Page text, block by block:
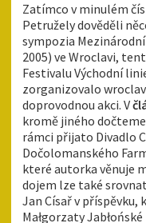
Zatímco v minulém
Petružely dověděli
sympozia
2005) ve Wroclavi,
Festivalu Východní
zorganizovalo
doprovodnou akci. V
kromě jiného
rámci přijato Divadlo
Dočolomanského
které autorka věnuje
dojem lze také
Jan Císař v příspěvku,
Małgorzaty